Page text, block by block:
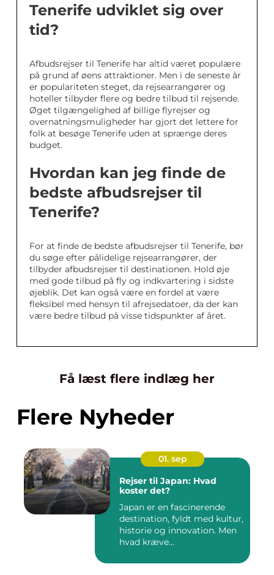
Tenerife udviklet sig over
tid?
Afbudsrejser til Tenerife har altid været populære
på grund af øens attraktioner. Men i de seneste år
er populariteten steget, da rejsearrangører og
hoteller tilbyder flere og bedre tilbud til rejsende.
Øget tilgængelighed af billige flyrejser og
overnatningsmuligheder har gjort det lettere for
folk at besøge Tenerife uden at sprænge deres
budget.
Hvordan kan jeg finde de
bedste afbudsrejser til
Tenerife?
For at finde de bedste afbudsrejser til Tenerife, bør
du søge efter pålidelige rejsearrangører, der
tilbyder afbudsrejser til destinationen. Hold øje
med gode tilbud på fly og indkvartering i sidste
øjeblik. Det kan også være en fordel at være
fleksibel med hensyn til afrejsedatoer, da der kan
være bedre tilbud på visse tidspunkter af året.
Få læst flere indlæg her
Flere Nyheder
01. sep
Rejser til Japan: Hvad
koster det?
Japan er en fascinerende
destination, fyldt med kultur,
historie og innovation. Men
hvad kræve...